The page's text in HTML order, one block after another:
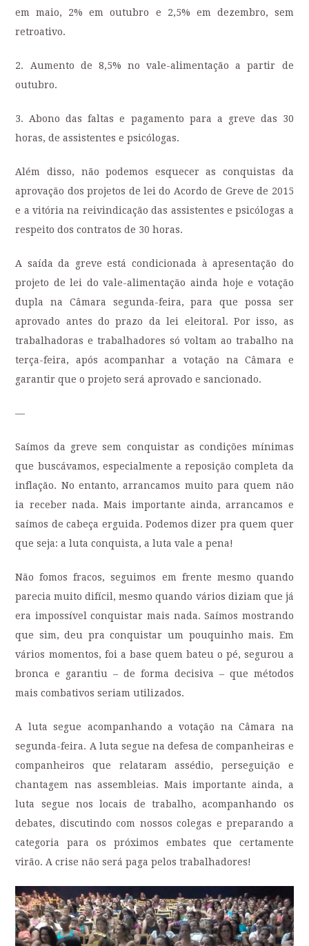
em maio, 2% em outubro e 2,5% em dezembro, sem
retroativo.
2. Aumento de 8,5% no vale-alimentação a partir de
outubro.
3. Abono das faltas e pagamento para a greve das 30
horas, de assistentes e psicólogas.
Além disso, não podemos esquecer as conquistas da
aprovação dos projetos de lei do Acordo de Greve de 2015
e a vitória na reivindicação das assistentes e psicólogas a
respeito dos contratos de 30 horas.
A saída da greve está condicionada à apresentação do
projeto de lei do vale-alimentação ainda hoje e votação
dupla na Câmara segunda-feira, para que possa ser
aprovado antes do prazo da lei eleitoral. Por isso, as
trabalhadoras e trabalhadores só voltam ao trabalho na
terça-feira, após acompanhar a votação na Câmara e
garantir que o projeto será aprovado e sancionado.
—
Saímos da greve sem conquistar as condições mínimas
que buscávamos, especialmente a reposição completa da
inflação. No entanto, arrancamos muito para quem não
ia receber nada. Mais importante ainda, arrancamos e
saímos de cabeça erguida. Podemos dizer pra quem quer
que seja: a luta conquista, a luta vale a pena!
Não fomos fracos, seguimos em frente mesmo quando
parecia muito difícil, mesmo quando vários diziam que já
era impossível conquistar mais nada. Saímos mostrando
que sim, deu pra conquistar um pouquinho mais. Em
vários momentos, foi a base quem bateu o pé, segurou a
bronca e garantiu – de forma decisiva – que métodos
mais combativos seriam utilizados.
A luta segue acompanhando a votação na Câmara na
segunda-feira. A luta segue na defesa de companheiras e
companheiros que relataram assédio, perseguição e
chantagem nas assembleias. Mais importante ainda, a
luta segue nos locais de trabalho, acompanhando os
debates, discutindo com nossos colegas e preparando a
categoria para os próximos embates que certamente
virão. A crise não será paga pelos trabalhadores!